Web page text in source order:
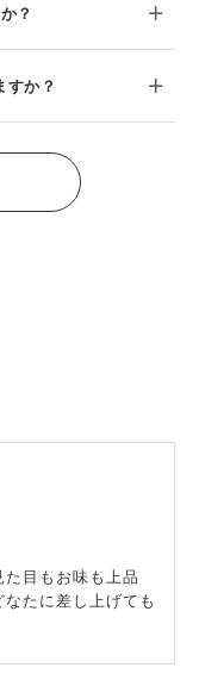
？
か？
目もお味も上品
たに差し上げても